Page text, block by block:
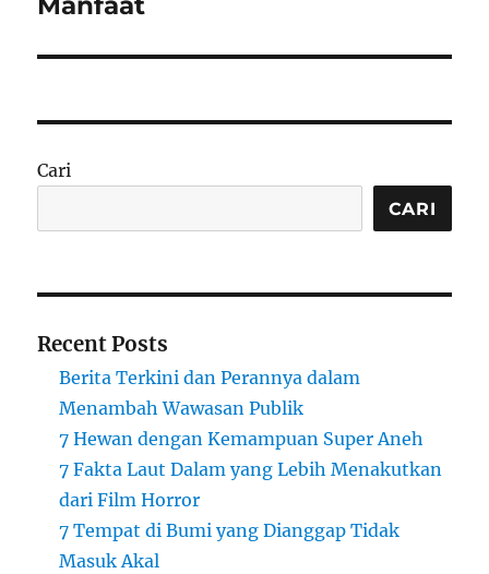
Cari
CARI
Recent Posts
Berita Terkini dan Perannya dalam
Menambah Wawasan Publik
7 Hewan dengan Kemampuan Super Aneh
7 Fakta Laut Dalam yang Lebih Menakutkan
dari Film Horror
7 Tempat di Bumi yang Dianggap Tidak
Masuk Akal